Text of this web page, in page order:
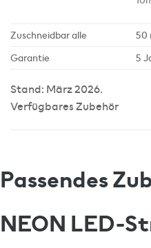
Zuschneidbar alle
50
Garantie
5
Stand: März 2026.
Verfügbares Zubehör
Passendes
NEON LED-